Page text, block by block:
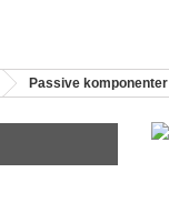
Passive komponenter